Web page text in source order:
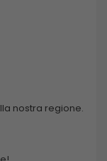
nostra regione.